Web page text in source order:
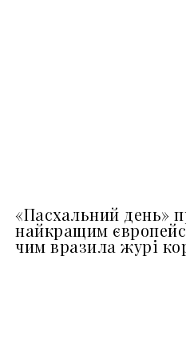
«Пасхальний день»
найкращим
чим вразила журі